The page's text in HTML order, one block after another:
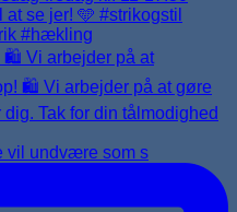
🛍️ Vi arbejder på at
vil undvære som s